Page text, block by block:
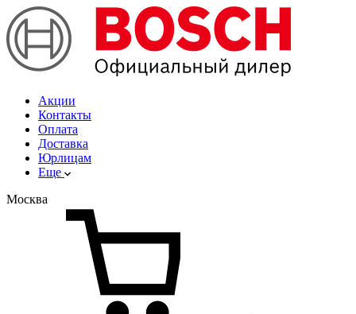
Акции
Контакты
Оплата
Доставка
Юрлицам
Еще
Москва